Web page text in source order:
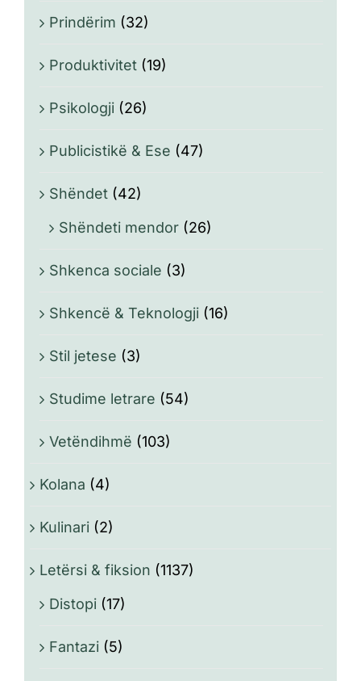
Prindërim (32)
Produktivitet (19)
Psikologji (26)
Publicistikë & Ese (47)
Shëndet (42)
Shëndeti mendor (26)
Shkenca sociale (3)
Shkencë & Teknologji (16)
Stil jetese (3)
Studime letrare (54)
Vetëndihmë (103)
Kolana (4)
Kulinari (2)
Letërsi & fiksion (1137)
Distopi (17)
Fantazi (5)